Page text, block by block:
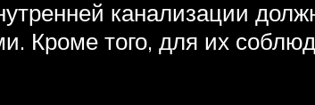
канализации
Кроме того, для их